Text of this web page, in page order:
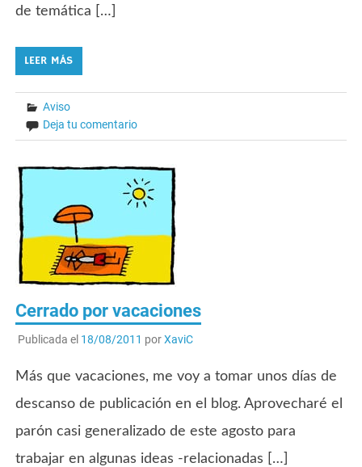
de temática […]
LEER MÁS
Aviso
Deja tu comentario
Cerrado por vacaciones
Publicada el 18/08/2011 porXaviC
Más que vacaciones, me voy a tomar unos días de
descanso de publicación en el blog. Aprovecharé el
parón casi generalizado de este agosto para
trabajar en algunas ideas -relacionadas […]